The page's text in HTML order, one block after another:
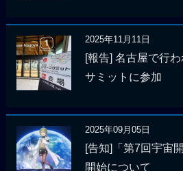
2025年11月11日
[報告] 名古屋で行
サミットに参加
2025年09月05日
[告知]「第7回宇宙
開始について